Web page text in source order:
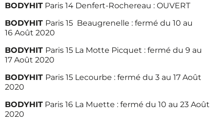
BODYHIT Paris 14 Denfert-Rochereau : OUVERT
BODYHIT Paris 15 Beaugrenelle : fermé du 10 au
16 Août 2020
BODYHIT Paris 15 La Motte Picquet : fermé du 9 au
17 Août 2020
BODYHIT Paris 15 Lecourbe : fermé du 3 au 17 Août
2020
BODYHIT Paris 16 La Muette : fermé du 10 au 23 Août
2020